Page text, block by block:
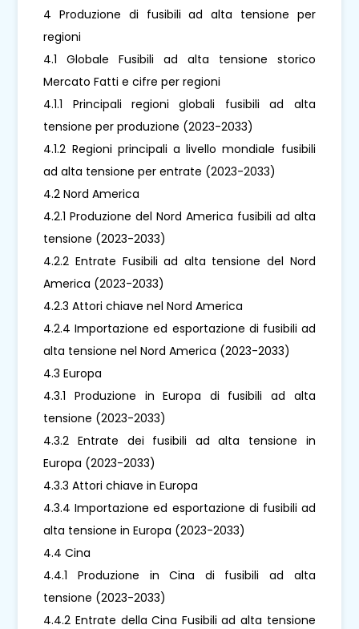
4 Produzione di fusibili ad alta tensione per
regioni
4.1 Globale Fusibili ad alta tensione storico
Mercato Fatti e cifre per regioni
4.1.1 Principali regioni globali fusibili ad alta
tensione per produzione (2023-2033)
4.1.2 Regioni principali a livello mondiale fusibili
ad alta tensione per entrate (2023-2033)
4.2 Nord America
4.2.1 Produzione del Nord America fusibili ad alta
tensione (2023-2033)
4.2.2 Entrate Fusibili ad alta tensione del Nord
America (2023-2033)
4.2.3 Attori chiave nel Nord America
4.2.4 Importazione ed esportazione di fusibili ad
alta tensione nel Nord America (2023-2033)
4.3 Europa
4.3.1 Produzione in Europa di fusibili ad alta
tensione (2023-2033)
4.3.2 Entrate dei fusibili ad alta tensione in
Europa (2023-2033)
4.3.3 Attori chiave in Europa
4.3.4 Importazione ed esportazione di fusibili ad
alta tensione in Europa (2023-2033)
4.4 Cina
4.4.1 Produzione in Cina di fusibili ad alta
tensione (2023-2033)
4.4.2 Entrate della Cina Fusibili ad alta tensione